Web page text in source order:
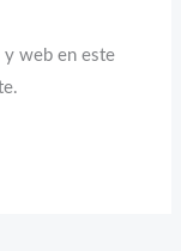
y web en este